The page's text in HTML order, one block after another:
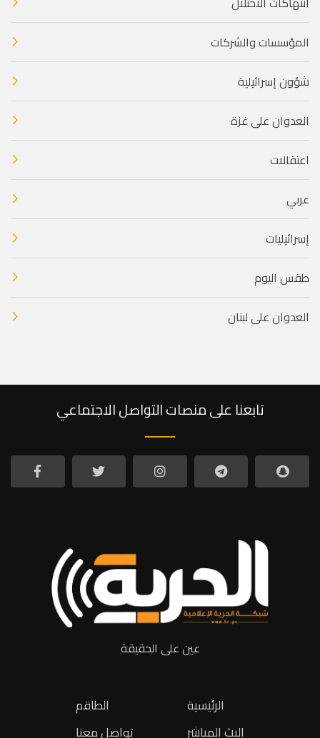
المؤسسات والشركات
شؤون إسرائيلية
العدوان على غزة
اعتقالات
عربي
إسرائيليات
طقس اليوم
العدوان على لبنان
تابعنا على منصات التواصل الاجتماعي
عين على الحقيقة
الطاقم
تواصل معنا
الرئيسية
البث المباشر